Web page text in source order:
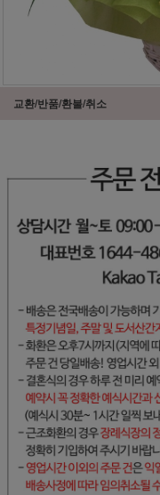
교환/반품/환불/취소